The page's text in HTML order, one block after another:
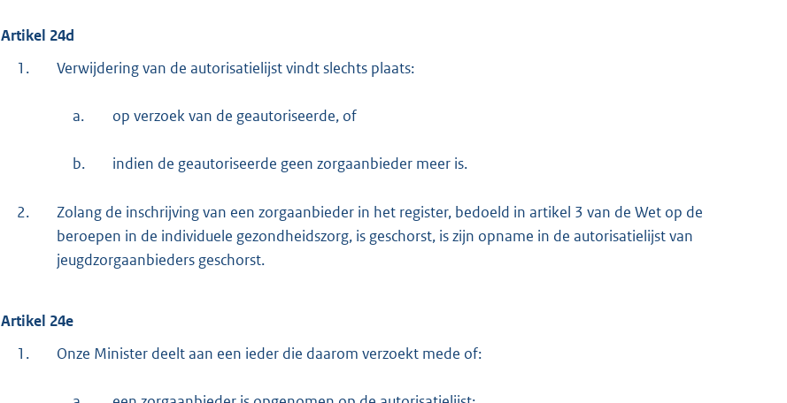
Artikel 24d
1.
Verwijdering van de autorisatielijst vindt slechts plaats:
a. op verzoek van de geautoriseerde, of
b. indien de geautoriseerde geen zorgaanbieder meer is.
2.
Zolang de inschrijving van een zorgaanbieder in het register, bedoeld in artikel 3 van de Wet op de
beroepen in de individuele gezondheidszorg, is geschorst, is zijn opname in de autorisatielijst van
jeugdzorgaanbieders geschorst.
Artikel 24e
1.
Onze Minister deelt aan een ieder die daarom verzoekt mede of: